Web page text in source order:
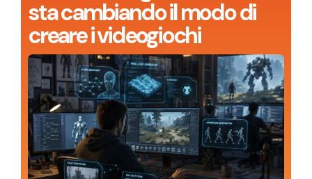
sta cambiando il modo di
creare i videogiochi